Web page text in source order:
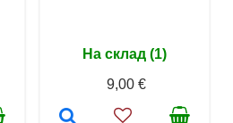
На склад (1)
9,00 €